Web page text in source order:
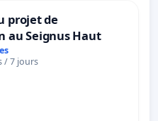
projet de
au Seignus Haut
/ 7 jours